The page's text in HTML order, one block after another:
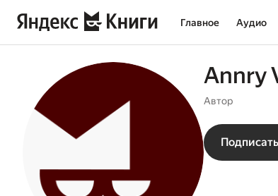
Главное Аудио
Annry
Автор